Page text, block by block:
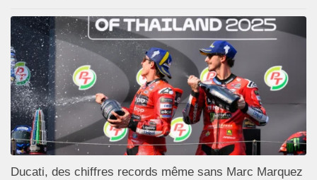
Ducati, des chiffres records même sans Marc Marquez